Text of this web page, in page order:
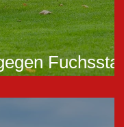
Fuchsstadt